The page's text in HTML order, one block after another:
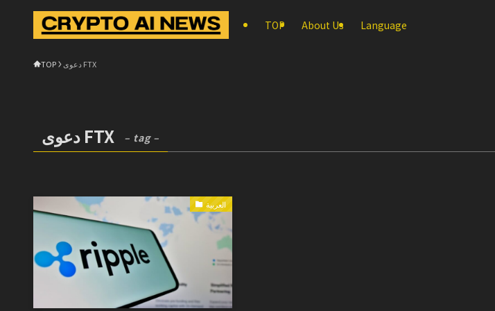
TOP About Us Language
TOP دعوى FTX
دعوى FTX – tag –
العربية